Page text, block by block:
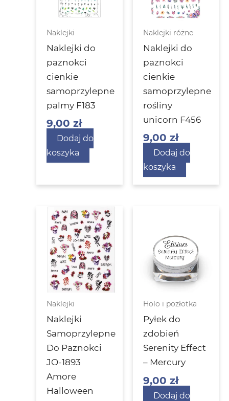
Naklejki
Naklejki do
paznokci
cienkie
samoprzylepne
palmy F183
9,00zł
Dodaj do
koszyka
Naklejki różne
Naklejki do
paznokci
cienkie
samoprzylepne
rośliny
unicorn F456
9,00 zł
Dodaj do
koszyka
Naklejki
Naklejki
Samoprzylepne
Do Paznokci
JO-1893
Amore
Halloween
Holo i pozłotka
Pyłek do
zdobień
Serenity Effect
– Mercury
9,00 zł
Dodaj do